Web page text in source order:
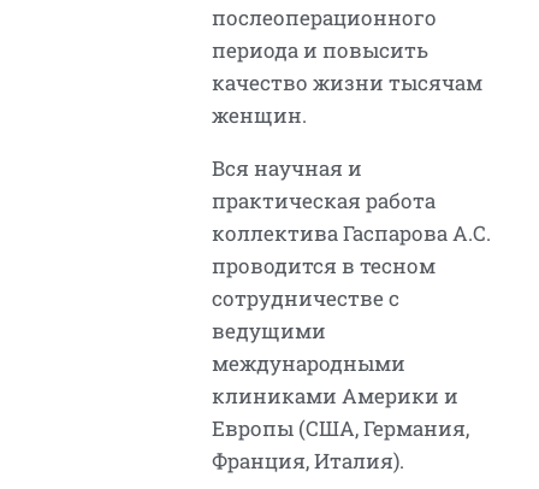
послеоперационного
периода и повысить
качество жизни тысячам
женщин.
Вся научная и
практическая работа
коллектива Гаспарова А.С.
проводится в тесном
сотрудничестве с
ведущими
международными
клиниками Америки и
Европы (США, Германия,
Франция, Италия).